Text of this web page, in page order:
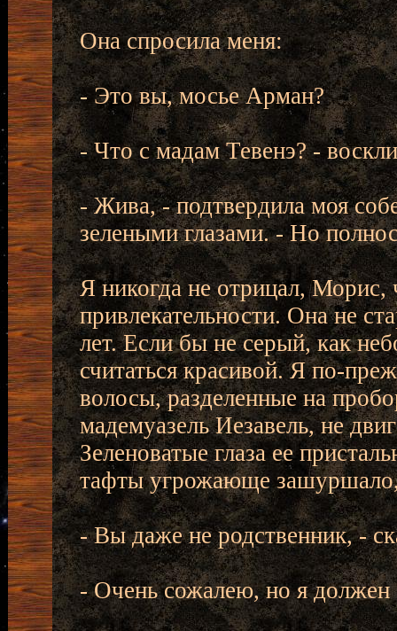
Она спросила меня:
- Это вы, мосье Арман?
- Что с мадам Тевенэ? -
- Жива, - подтвердила моя
зелеными глазами. - Но
Я никогда не отрицал, Морис,
привлекательности. Она не
лет. Если бы не серый, как
считаться красивой. Я по-
волосы, разделенные на
мадемуазель Иезавель, не
Зеленоватые глаза ее
тафты угрожающе зашуршало,
- Вы даже не родственник, -
- Очень сожалею, но я должен